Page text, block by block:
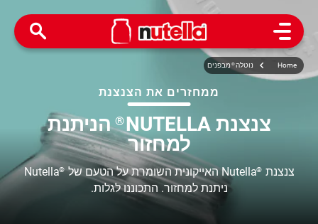
Home נוטלה®מבפנים
ממחזרים את הצנצנת
צנצנת NUTELLA ®הניתנת
למחזור
צנצנת ®Nutella האייקונית השומרת על הטעם של ®
Nutella
ניתנת למחזור. התכוננו לגלות.